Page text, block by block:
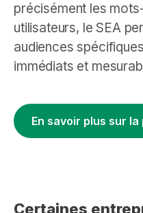
précisément les
utilisateurs, le SEA
audiences
immédiats et
En savoir plus sur
Certaines